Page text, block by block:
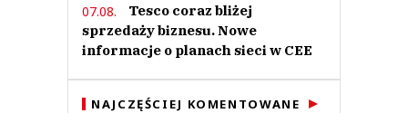
07.08.
Tesco coraz bliżej
sprzedaży biznesu. Nowe
informacje o planach sieci w CEE
NAJCZĘŚCIEJ KOMENTOWANE